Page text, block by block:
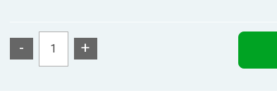
Gorilla Sports Súlytárcsa gumírozott 5 kg
- +